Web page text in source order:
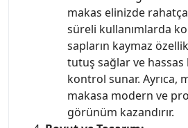
makas elinizde
süreli kullanımlarda
sapların kaymaz
tutuş sağlar ve
kontrol sunar. Ayrıca,
makasa modern ve
görünüm kazandırır.